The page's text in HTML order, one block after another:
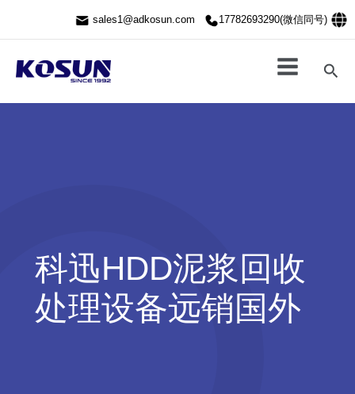
sales1@adkosun.com 17782693290(微信同号)
搜
索
科迅HDD泥浆回收
处理设备远销国外